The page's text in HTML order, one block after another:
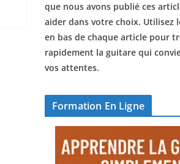
que nous avons publié ces
aider dans votre choix. Utilisez
en bas de chaque article pour
rapidement la guitare qui
vos attentes.
Formation En Ligne